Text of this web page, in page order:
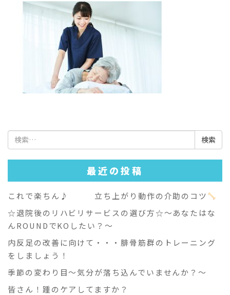
検
索:
最近の投稿
これで楽ちん♪ 立ち上がり動作の介助のコツ
☆退院後のリハビリサービスの選び方☆～あなたはな
んROUNDでKOしたい？～
内反足の改善に向けて・・・腓骨筋群のトレーニング
をしましょう！
季節の変わり目～気分が落ち込んでいませんか？～
皆さん！踵のケアしてますか？